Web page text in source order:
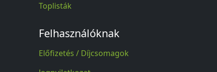
Toplisták
Felhasználóknak
Előfizetés / Díjcsomagok